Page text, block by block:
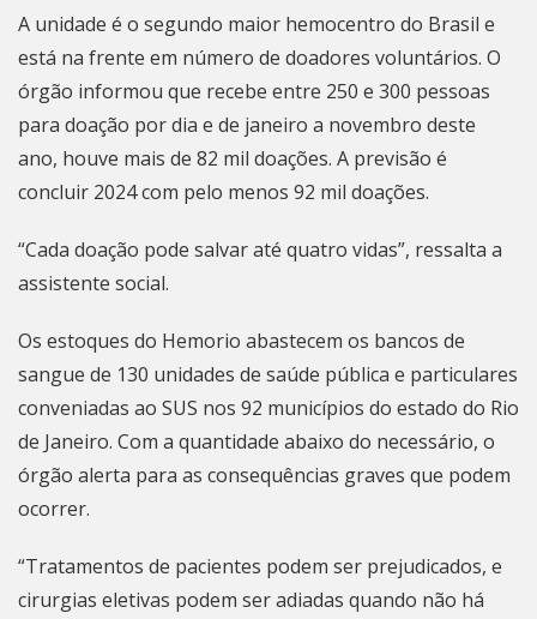
A unidade é o segundo maior hemocentro do Brasil e
está na frente em número de doadores voluntários. O
órgão informou que recebe entre 250 e 300 pessoas
para doação por dia e de janeiro a novembro deste
ano, houve mais de 82 mil doações. A previsão é
concluir 2024 com pelo menos 92 mil doações.
“Cada doação pode salvar até quatro vidas”, ressalta a
assistente social.
Os estoques do Hemorio abastecem os bancos de
sangue de 130 unidades de saúde pública e particulares
conveniadas ao SUS nos 92 municípios do estado do Rio
de Janeiro. Com a quantidade abaixo do necessário, o
órgão alerta para as consequências graves que podem
ocorrer.
“Tratamentos de pacientes podem ser prejudicados, e
cirurgias eletivas podem ser adiadas quando não há